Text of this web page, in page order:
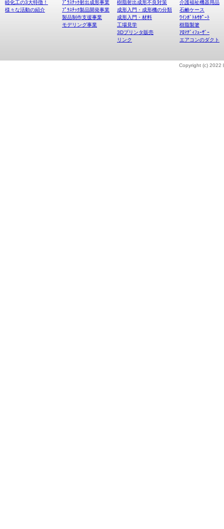
睦化工の3大特徴！
様々な活動の紹介
ﾌﾟﾗｽﾁｯｸ射出成形事業
ﾌﾟﾗｽﾁｯｸ製品開発事業
製品制作支援事業
モデリング事業
樹脂射出成形不良対策
成形入門・成形機の分類
成形入門・材料
工場見学
3Dプリンタ販売
リンク
介護福祉機器用品
石鹸ケース
ﾜｲﾝﾎﾞﾄﾙｻﾎﾟｰﾄ
樹脂製箸
ｱﾛﾏﾃﾞｨﾌｭｰｻﾞｰ
エアコンのダクト
Copyright (c)